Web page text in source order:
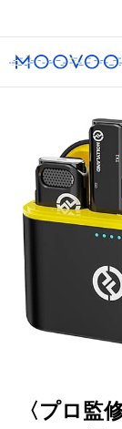
〈プロ監